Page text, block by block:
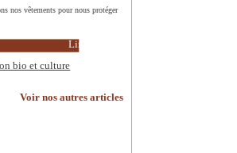
nos vêtements pour nous protéger
Lire la suite
bio et culture
Voir nos autres articles